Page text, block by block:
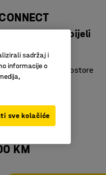
mm, bijeli
za različite prostore
dizajn
KM
sadržaj i
informacije o
sve kolačiće